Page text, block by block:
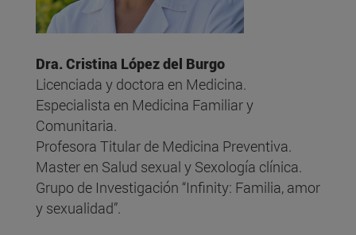
Dra. Cristina López del Burgo
Licenciada y doctora en Medicina.
Especialista en Medicina Familiar y
Comunitaria.
Profesora Titular de Medicina Preventiva.
Master en Salud sexual y Sexología clínica.
Grupo de Investigación “Infinity: Familia, amor
y sexualidad”.